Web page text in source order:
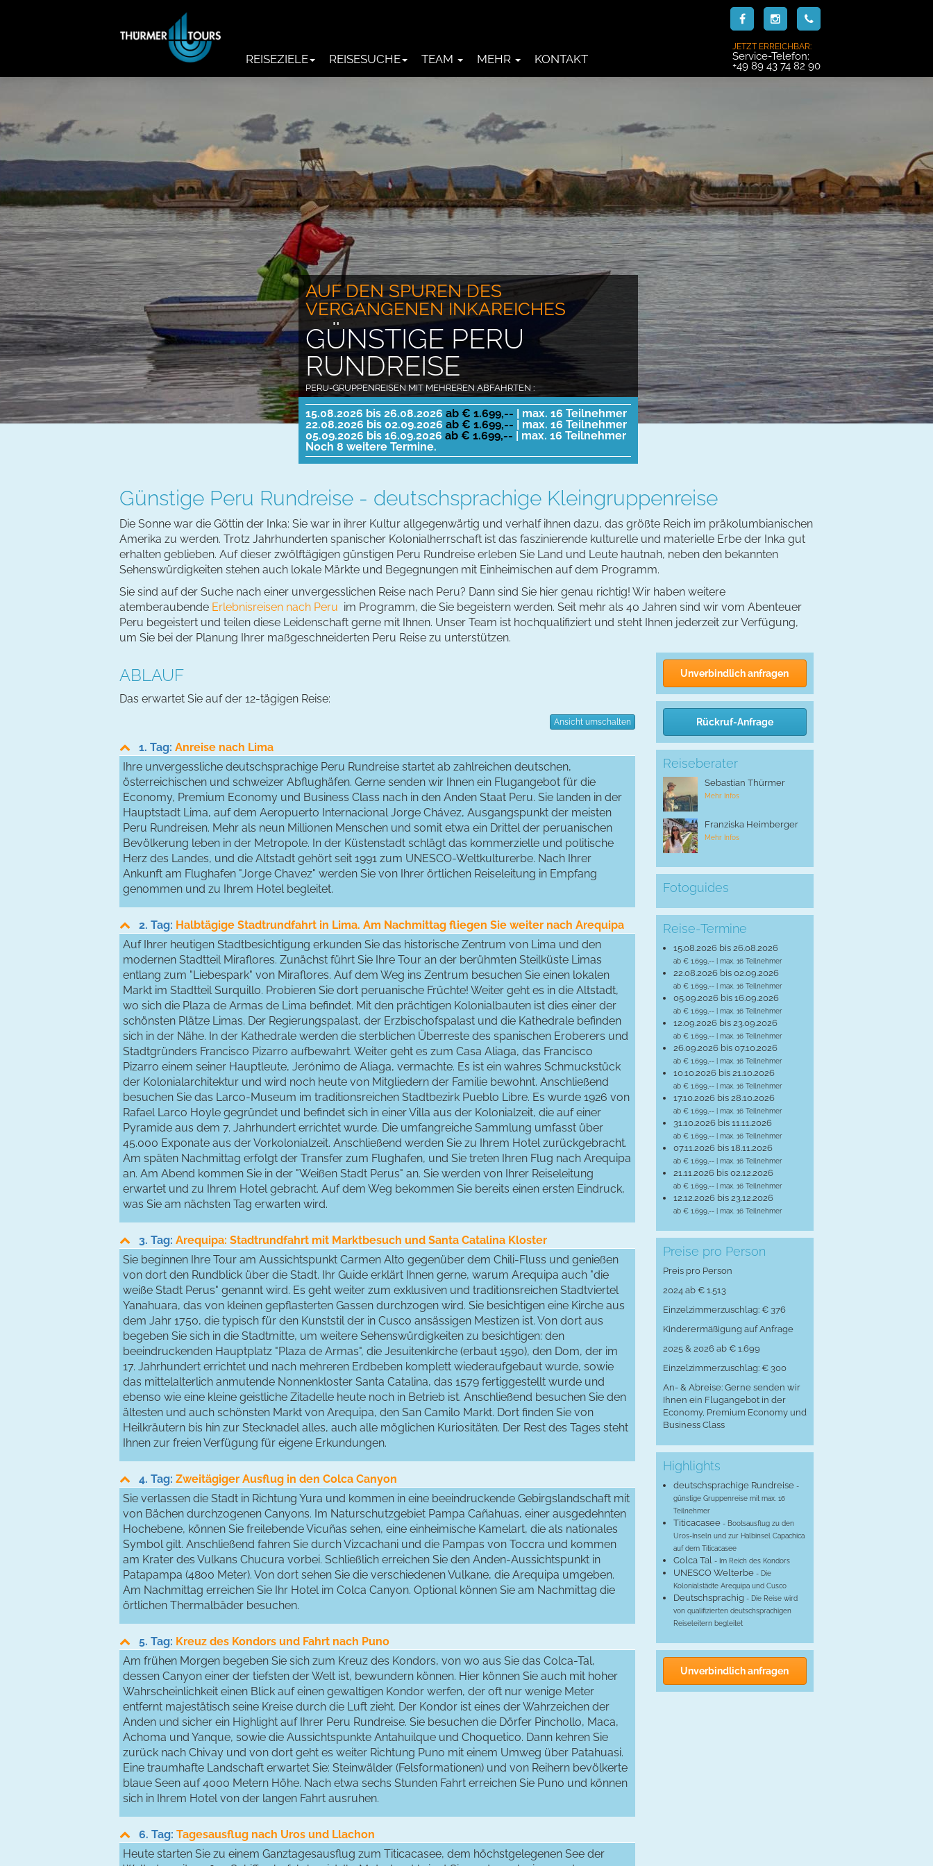
JETZT ERREICHBAR:
Service-Telefon:
+49 89 43 74 82 90
REISEZIELE REISESUCHE TEAM MEHR KONTAKT
AUF DEN SPUREN DES
VERGANGENEN INKAREICHES
GÜNSTIGE PERU
RUNDREISE
PERU-GRUPPENREISEN MIT MEHREREN ABFAHRTEN :
15.08.2026 bis 26.08.2026 ab € 1.699,-- | max. 16 Teilnehmer
22.08.2026 bis 02.09.2026 ab € 1.699,-- | max. 16 Teilnehmer
05.09.2026 bis 16.09.2026 ab € 1.699,-- | max. 16 Teilnehmer
Noch 8 weitere Termine.
Günstige Peru Rundreise - deutschsprachige Kleingruppenreise
Die Sonne war die Göttin der Inka: Sie war in ihrer Kultur allgegenwärtig und verhalf ihnen dazu, das größte Reich im präkolumbianischen
Amerika zu werden. Trotz Jahrhunderten spanischer Kolonialherrschaft ist das faszinierende kulturelle und materielle Erbe der Inka gut
erhalten geblieben. Auf dieser zwölftägigen günstigen Peru Rundreise erleben Sie Land und Leute hautnah, neben den bekannten
Sehenswürdigkeiten stehen auch lokale Märkte und Begegnungen mit Einheimischen auf dem Programm.
Sie sind auf der Suche nach einer unvergesslichen Reise nach Peru? Dann sind Sie hier genau richtig! Wir haben weitere
atemberaubende Erlebnisreisen nach Peru im Programm, die Sie begeistern werden. Seit mehr als 40 Jahren sind wir vom Abenteuer
Peru begeistert und teilen diese Leidenschaft gerne mit Ihnen. Unser Team ist hochqualifiziert und steht Ihnen jederzeit zur Verfügung,
um Sie bei der Planung Ihrer maßgeschneiderten Peru Reise zu unterstützen.
ABLAUF
Das erwartet Sie auf der 12-tägigen Reise:
Ansicht umschalten
1. Tag: Anreise nach Lima
Ihre unvergessliche deutschsprachige Peru Rundreise startet ab zahlreichen deutschen,
österreichischen und schweizer Abflughäfen. Gerne senden wir Ihnen ein Flugangebot für die
Economy, Premium Economy und Business Class nach in den Anden Staat Peru. Sie landen in der
Hauptstadt Lima, auf dem Aeropuerto Internacional Jorge Chávez, Ausgangspunkt der meisten
Peru Rundreisen. Mehr als neun Millionen Menschen und somit etwa ein Drittel der peruanischen
Bevölkerung leben in der Metropole. In der Küstenstadt schlägt das kommerzielle und politische
Herz des Landes, und die Altstadt gehört seit 1991 zum UNESCO-Weltkulturerbe. Nach Ihrer
Ankunft am Flughafen "Jorge Chavez" werden Sie von Ihrer örtlichen Reiseleitung in Empfang
genommen und zu Ihrem Hotel begleitet.
2. Tag: Halbtägige Stadtrundfahrt in Lima. Am Nachmittag fliegen Sie weiter nach Arequipa
Auf Ihrer heutigen Stadtbesichtigung erkunden Sie das historische Zentrum von Lima und den
modernen Stadtteil Miraflores. Zunächst führt Sie Ihre Tour an der berühmten Steilküste Limas
entlang zum "Liebespark" von Miraflores. Auf dem Weg ins Zentrum besuchen Sie einen lokalen
Markt im Stadtteil Surquillo. Probieren Sie dort peruanische Früchte! Weiter geht es in die Altstadt,
wo sich die Plaza de Armas de Lima befindet. Mit den prächtigen Kolonialbauten ist dies einer der
schönsten Plätze Limas. Der Regierungspalast, der Erzbischofspalast und die Kathedrale befinden
sich in der Nähe. In der Kathedrale werden die sterblichen Überreste des spanischen Eroberers und
Stadtgründers Francisco Pizarro aufbewahrt. Weiter geht es zum Casa Aliaga, das Francisco
Pizarro einem seiner Hauptleute, Jerónimo de Aliaga, vermachte. Es ist ein wahres Schmuckstück
der Kolonialarchitektur und wird noch heute von Mitgliedern der Familie bewohnt. Anschließend
besuchen Sie das Larco-Museum im traditionsreichen Stadtbezirk Pueblo Libre. Es wurde 1926 von
Rafael Larco Hoyle gegründet und befindet sich in einer Villa aus der Kolonialzeit, die auf einer
Pyramide aus dem 7. Jahrhundert errichtet wurde. Die umfangreiche Sammlung umfasst über
45.000 Exponate aus der Vorkolonialzeit. Anschließend werden Sie zu Ihrem Hotel zurückgebracht.
Am späten Nachmittag erfolgt der Transfer zum Flughafen, und Sie treten Ihren Flug nach Arequipa
an. Am Abend kommen Sie in der "Weißen Stadt Perus" an. Sie werden von Ihrer Reiseleitung
erwartet und zu Ihrem Hotel gebracht. Auf dem Weg bekommen Sie bereits einen ersten Eindruck,
was Sie am nächsten Tag erwarten wird.
3. Tag: Arequipa: Stadtrundfahrt mit Marktbesuch und Santa Catalina Kloster
Sie beginnen Ihre Tour am Aussichtspunkt Carmen Alto gegenüber dem Chili-Fluss und genießen
von dort den Rundblick über die Stadt. Ihr Guide erklärt Ihnen gerne, warum Arequipa auch "die
weiße Stadt Perus" genannt wird. Es geht weiter zum exklusiven und traditionsreichen Stadtviertel
Yanahuara, das von kleinen gepflasterten Gassen durchzogen wird. Sie besichtigen eine Kirche aus
dem Jahr 1750, die typisch für den Kunststil der in Cusco ansässigen Mestizen ist. Von dort aus
begeben Sie sich in die Stadtmitte, um weitere Sehenswürdigkeiten zu besichtigen: den
beeindruckenden Hauptplatz "Plaza de Armas", die Jesuitenkirche (erbaut 1590), den Dom, der im
17. Jahrhundert errichtet und nach mehreren Erdbeben komplett wiederaufgebaut wurde, sowie
das mittelalterlich anmutende Nonnenkloster Santa Catalina, das 1579 fertiggestellt wurde und
ebenso wie eine kleine geistliche Zitadelle heute noch in Betrieb ist. Anschließend besuchen Sie den
ältesten und auch schönsten Markt von Arequipa, den San Camilo Markt. Dort finden Sie von
Heilkräutern bis hin zur Stecknadel alles, auch alle möglichen Kuriositäten. Der Rest des Tages steht
Ihnen zur freien Verfügung für eigene Erkundungen.
4. Tag: Zweitägiger Ausflug in den Colca Canyon
Sie verlassen die Stadt in Richtung Yura und kommen in eine beeindruckende Gebirgslandschaft mit
von Bächen durchzogenen Canyons. Im Naturschutzgebiet Pampa Cañahuas, einer ausgedehnten
Hochebene, können Sie freilebende Vicuñas sehen, eine einheimische Kamelart, die als nationales
Symbol gilt. Anschließend fahren Sie durch Vizcachani und die Pampas von Toccra und kommen
am Krater des Vulkans Chucura vorbei. Schließlich erreichen Sie den Anden-Aussichtspunkt in
Patapampa (4800 Meter). Von dort sehen Sie die verschiedenen Vulkane, die Arequipa umgeben.
Am Nachmittag erreichen Sie Ihr Hotel im Colca Canyon. Optional können Sie am Nachmittag die
örtlichen Thermalbäder besuchen.
5. Tag: Kreuz des Kondors und Fahrt nach Puno
Am frühen Morgen begeben Sie sich zum Kreuz des Kondors, von wo aus Sie das Colca-Tal,
dessen Canyon einer der tiefsten der Welt ist, bewundern können. Hier können Sie auch mit hoher
Wahrscheinlichkeit einen Blick auf einen gewaltigen Kondor werfen, der oft nur wenige Meter
entfernt majestätisch seine Kreise durch die Luft zieht. Der Kondor ist eines der Wahrzeichen der
Anden und sicher ein Highlight auf Ihrer Peru Rundreise. Sie besuchen die Dörfer Pinchollo, Maca,
Achoma und Yanque, sowie die Aussichtspunkte Antahuilque und Choquetico. Dann kehren Sie
zurück nach Chivay und von dort geht es weiter Richtung Puno mit einem Umweg über Patahuasi.
Eine traumhafte Landschaft erwartet Sie: Steinwälder (Felsformationen) und von Reihern bevölkerte
blaue Seen auf 4000 Metern Höhe. Nach etwa sechs Stunden Fahrt erreichen Sie Puno und können
sich in Ihrem Hotel von der langen Fahrt ausruhen.
6. Tag: Tagesausflug nach Uros und Llachon
Heute starten Sie zu einem Ganztagesausflug zum Titicacasee, dem höchstgelegenen See der
Unverbindlich anfragen
Rückruf-Anfrage
Reiseberater
Sebastian Thürmer
Mehr Infos
Franziska Heimberger
Mehr Infos
Fotoguides
Reise-Termine
15.08.2026 bis 26.08.2026
ab € 1.699,-- | max. 16 Teilnehmer
22.08.2026 bis 02.09.2026
ab € 1.699,-- | max. 16 Teilnehmer
05.09.2026 bis 16.09.2026
ab € 1.699,-- | max. 16 Teilnehmer
12.09.2026 bis 23.09.2026
ab € 1.699,-- | max. 16 Teilnehmer
26.09.2026 bis 07.10.2026
ab € 1.699,-- | max. 16 Teilnehmer
10.10.2026 bis 21.10.2026
ab € 1.699,-- | max. 16 Teilnehmer
17.10.2026 bis 28.10.2026
ab € 1.699,-- | max. 16 Teilnehmer
31.10.2026 bis 11.11.2026
ab € 1.699,-- | max. 16 Teilnehmer
07.11.2026 bis 18.11.2026
ab € 1.699,-- | max. 16 Teilnehmer
21.11.2026 bis 02.12.2026
ab € 1.699,-- | max. 16 Teilnehmer
12.12.2026 bis 23.12.2026
ab € 1.699,-- | max. 16 Teilnehmer
Preise pro Person
Preis pro Person
2024 ab € 1.513
Einzelzimmerzuschlag: € 376
Kinderermäßigung auf Anfrage
2025 & 2026 ab € 1.699
Einzelzimmerzuschlag: € 300
An- & Abreise: Gerne senden wir
Ihnen ein Flugangebot in der
Economy, Premium Economy und
Business Class
Highlights
deutschsprachige Rundreise -
günstige Gruppenreise mit max. 16
Teilnehmer
Titicacasee - Bootsausflug zu den
Uros-Inseln und zur Halbinsel Capachica
auf dem Titicacasee
Colca Tal - Im Reich des Kondors
UNESCO Welterbe - Die
Kolonialstädte Arequipa und Cusco
Deutschsprachig - Die Reise wird
von qualifizierten deutschsprachigen
Reiseleitern begleitet
Unverbindlich anfragen